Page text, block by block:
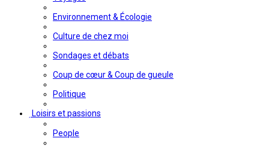
Environnement & Écologie
Culture de chez moi
Sondages et débats
Coup de cœur & Coup de gueule
Politique
Loisirs et passions
People